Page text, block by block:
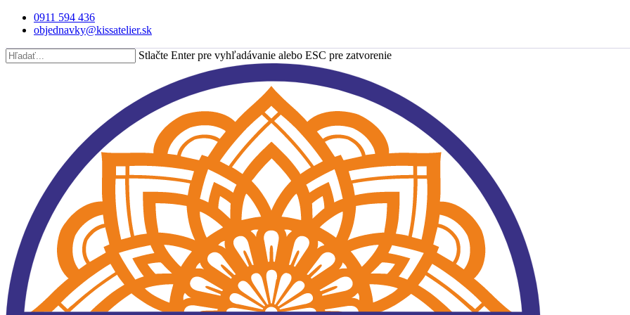
Skip
content
0911 594 436
objednavky@kissatelier.sk
Stlačte Enter pre vyhľadávanie alebo ESC pre zatvorenie